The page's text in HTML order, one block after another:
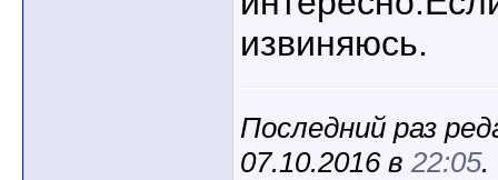
извиняюсь.
Последний раз
07.10.2016 в 22:05.